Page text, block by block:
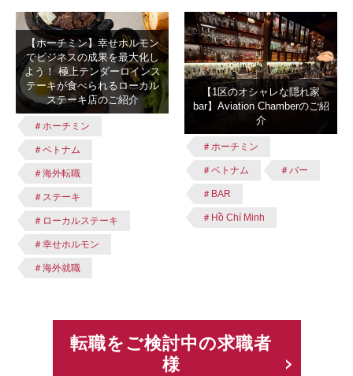
【ホーチミン】幸せホルモン
でビジネスの成果を最大化し
よう！ 極上テンダーロインス
テーキが食べられるローカル
ステーキ店のご紹介
＃ホーチミン
＃ベトナム
＃海外転職
＃ステーキ
＃ローカルステーキ
＃幸せホルモン
＃海外就職
【1区のオシャレな隠れ家
bar】Aviation Chamberのご紹
介
＃ホーチミン
＃ベトナム ＃バー
＃BAR
＃Hồ Chí Minh
転職をご検討中の求職者
様